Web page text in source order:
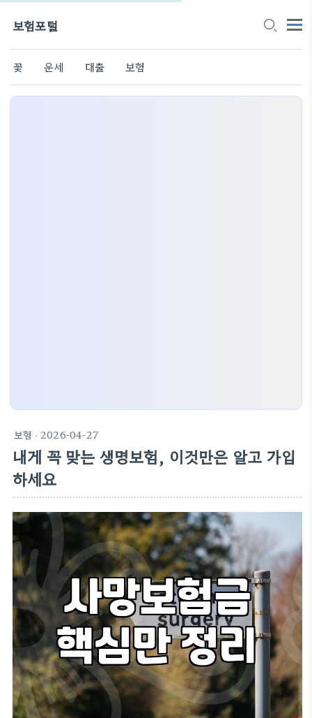
보험포털
꽃 운세 대출 보험
보험 · 2026-04-27
내게 꼭 맞는 생명보험, 이것만은 알고 가입
하세요